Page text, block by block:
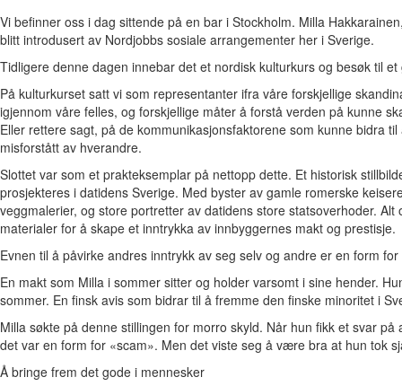
Vi befinner oss i dag sittende på en bar i Stockholm. Milla
blitt introdusert av Nordjobbs sosiale arrangementer her i Sverige.
Tidligere denne dagen innebar det et nordisk kulturkurs og besøk til
På kulturkurset satt vi som representanter ifra våre forskjellige
igjennom våre felles, og forskjellige måter å forstå verden på kunne
Eller rettere sagt, på de kommunikasjonsfaktorene som kunne bidra
misforstått av hverandre.
Slottet var som et prakteksemplar på nettopp dette. Et historisk
prosjekteres i datidens Sverige. Med byster av gamle romerske
veggmalerier, og store portretter av datidens store statsoverhoder.
materialer for å skape et inntrykka av innbyggernes makt og prestisje.
Evnen til å påvirke andres inntrykk av seg selv og andre er en form
En makt som Milla i sommer sitter og holder varsomt i sine hender.
sommer. En finsk avis som bidrar til å fremme den finske minoritet i
Milla søkte på denne stillingen for morro skyld. Når hun fikk et svar
det var en form for «scam». Men det viste seg å være bra at hun tok
Å bringe frem det gode i mennesker